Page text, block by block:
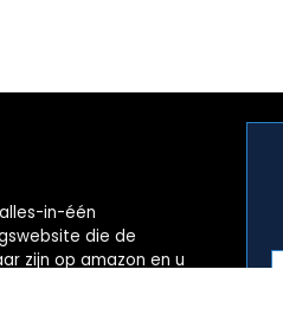
in-één
die de
zijn op amazon en u